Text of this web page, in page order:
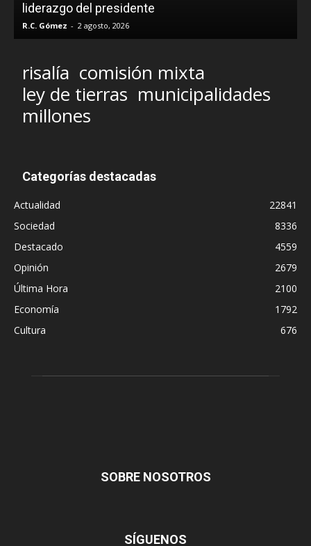
liderazgo del presidente
R.C. Gómez - 2 agosto, 2026
risalía comisión mixta
ley de tierras municipalidades
millones
Categorías destacadas
Actualidad
22841
Sociedad
8336
Destacado
4559
Opinión
2679
Última Hora
2100
Economía
1792
Cultura
676
SOBRE NOSOTROS
SÍGUENOS